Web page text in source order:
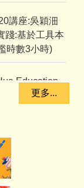
講座:吳穎沺
踐:基於工具本
時數3小時)
Education
更多...